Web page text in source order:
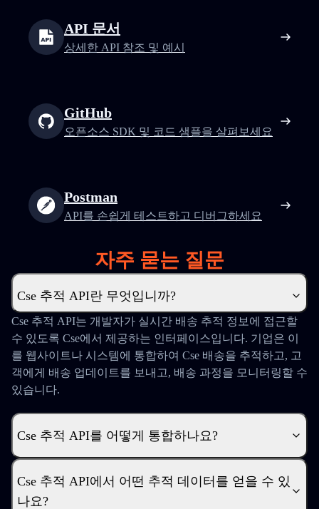
API 문서
상세한 API 참조 및 예시
GitHub
오픈소스 SDK 및 코드 샘플을 살펴보세요
Postman
API를 손쉽게 테스트하고 디버그하세요
자주 묻는 질문
Cse 추적 API란 무엇입니까?
Cse 추적 API는 개발자가 실시간 배송 추적 정보에 접근할
수 있도록 Cse에서 제공하는 인터페이스입니다. 기업은 이
를 웹사이트나 시스템에 통합하여 Cse 배송을 추적하고, 고
객에게 배송 업데이트를 보내고, 배송 과정을 모니터링할 수
있습니다.
Cse 추적 API를 어떻게 통합하나요?
Cse 추적 API에서 어떤 추적 데이터를 얻을 수 있
나요?